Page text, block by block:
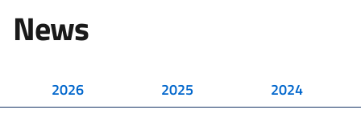
News
2026 2025 2024